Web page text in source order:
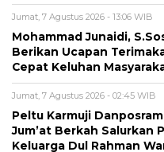
Jumat, 7 Agustus 2026 - 13:06 WIB
Mohammad Junaidi,
Berikan Ucapan
Cepat Keluhan
Jumat, 7 Agustus 2026 - 02:45 WIB
Peltu Karmuji
Jum’at Berkah Salurkan
Keluarga Dul Rahman